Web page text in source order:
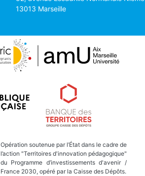
13013 Marseille
Opération soutenue par l’État dans le cadre de
l’action "Territoires d'innovation pédagogique"
du Programme d’investissements d'avenir /
France 2030, opéré par la Caisse des Dépôts.